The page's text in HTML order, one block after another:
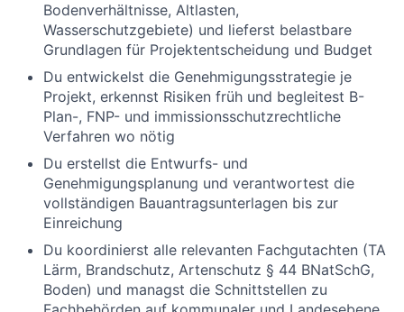
Bodenverhältnisse, Altlasten,
Wasserschutzgebiete) und lieferst belastbare
Grundlagen für Projektentscheidung und Budget
Du entwickelst die Genehmigungsstrategie je
Projekt, erkennst Risiken früh und begleitest B-
Plan-, FNP- und immissionsschutzrechtliche
Verfahren wo nötig
Du erstellst die Entwurfs- und
Genehmigungsplanung und verantwortest die
vollständigen Bauantragsunterlagen bis zur
Einreichung
Du koordinierst alle relevanten Fachgutachten (TA
Lärm, Brandschutz, Artenschutz § 44 BNatSchG,
Boden) und managst die Schnittstellen zu